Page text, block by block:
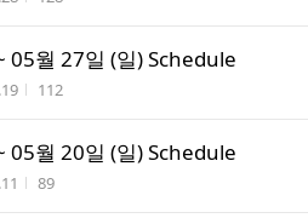
05월 27일 (일) Schedule
간 조회수
112
05월 20일 (일) Schedule
조회수
89